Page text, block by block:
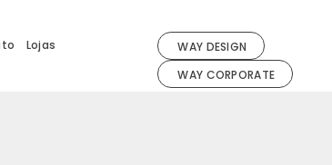
Lojas
WAY DESIGN
WAY CORPORATE